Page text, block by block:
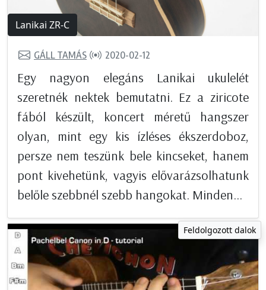
Lanikai ZR-C
GÁLL TAMÁS 2020-02-12
Egy nagyon elegáns Lanikai ukulelét
szeretnék nektek bemutatni. Ez a ziricote
fából készült, koncert méretű hangszer
olyan, mint egy kis ízléses ékszerdoboz,
persze nem teszünk bele kincseket, hanem
pont kivehetünk, vagyis elővarázsolhatunk
belőle szebbnél szebb hangokat. Minden...
Feldolgozott dalok